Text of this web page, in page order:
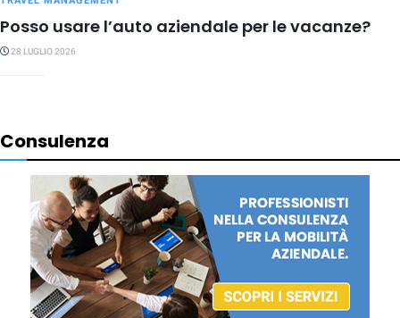
Posso usare l’auto aziendale per le vacanze?
28 LUGLIO 2026
Consulenza